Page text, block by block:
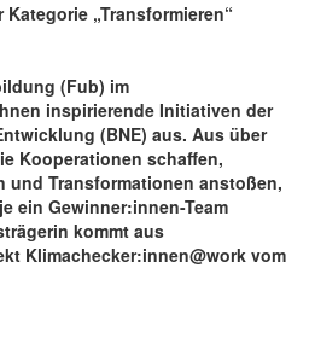
„Transformieren“
(Fub) im
inspirierende Initiativen der
(BNE) aus. Aus über
Kooperationen schaffen,
und Transformationen anstoßen,
ein Gewinner:innen-Team
kommt aus
Klimachecker:innen@work vom